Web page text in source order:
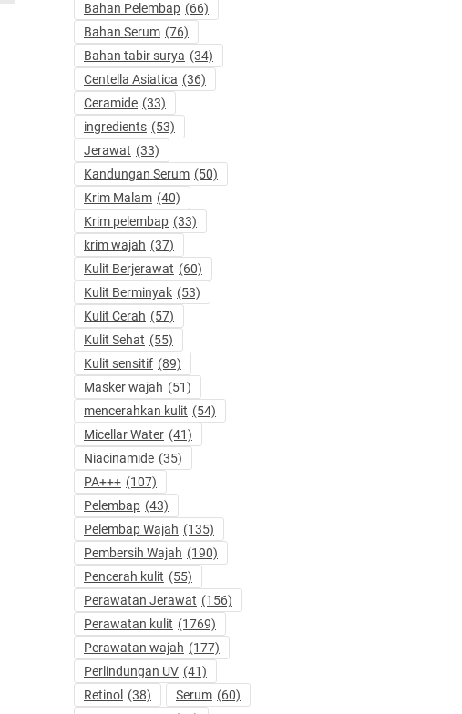
Bahan Pelembap (66)
Bahan Serum (76)
Bahan tabir surya (34)
Centella Asiatica (36)
Ceramide (33)
ingredients (53)
Jerawat (33)
Kandungan Serum (50)
Krim Malam (40)
Krim pelembap (33)
krim wajah (37)
Kulit Berjerawat (60)
Kulit Berminyak (53)
Kulit Cerah (57)
Kulit Sehat (55)
Kulit sensitif (89)
Masker wajah (51)
mencerahkan kulit (54)
Micellar Water (41)
Niacinamide (35)
PA+++ (107)
Pelembap (43)
Pelembap Wajah (135)
Pembersih Wajah (190)
Pencerah kulit (55)
Perawatan Jerawat (156)
Perawatan kulit (1769)
Perawatan wajah (177)
Perlindungan UV (41)
Retinol (38) Serum (60)